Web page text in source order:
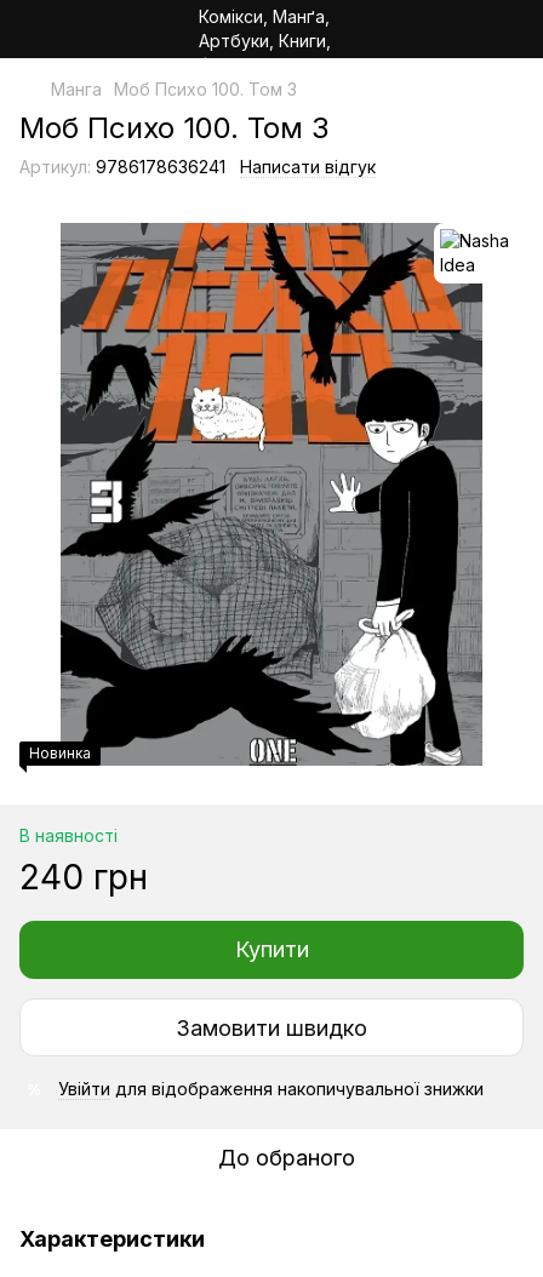
Манга Моб Психо 100. Том 3
Моб Психо 100. Том 3
Артикул: 9786178636241 Написати відгук
Новинка
В наявності
240 грн
Купити
Замовити швидко
Увійти для відображення накопичувальної знижки
До обраного
Характеристики